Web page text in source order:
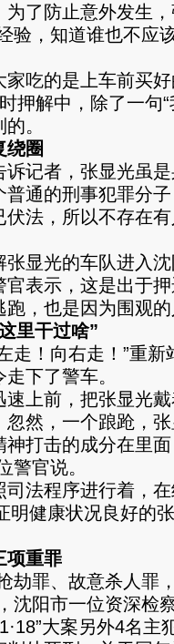
为了防止意外发生
验，知道谁也不应
的是上车前买好
押解中，除了一句
。
圈
者，张显光虽是
普通的刑事犯罪分
伏法，所以不存在
光的车队进入沈
官表示，这是出于
跑，也是因为围观
干过啥”
！向右走！”重新
下了警车。
前，把张显光戴
忽然，一个踉跄，
神打击的成分在里
官说。
程序进行着，在
明健康状况良好的
重罪
罪、故意杀人罪
沈阳市一位资深检
大案另外4名主